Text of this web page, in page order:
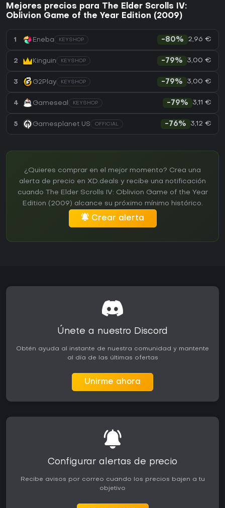
Mejores precios para The Elder Scrolls IV:
Oblivion Game of the Year Edition (2009)
1 Eneba KEYSHOP -80% 2,96 €
2 Kinguin KEYSHOP -79% 3,00 €
3 G2Play KEYSHOP -79% 3,00 €
4 Gameseal KEYSHOP -79% 3,11 €
5 Gamesplanet US OFFICIAL -76% 3,12 €
¿Quieres comprar en el mejor momento? Crea una
alerta de precio en XD.deals y recibe una notificación
cuando The Elder Scrolls IV: Oblivion Game of the Year
Edition (2009) alcance su próximo mínimo histórico.
Crear alerta
Únete a nuestro Discord
Obtén ayuda al instante de nuestra comunidad y mantente
al día de las últimas ofertas
Unirme ahora
Configurar alertas de precio
Recibe avisos por correo cuando los precios bajen a tu
objetivo